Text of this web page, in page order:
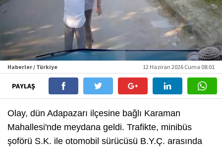
Haberler / Türkiye 12 Haziran 2026 Cuma 08:01
PAYLAŞ
Olay, dün Adapazarı ilçesine bağlı Karaman
Mahallesi'nde meydana geldi. Trafikte, minibüs
şoförü S.K. ile otomobil sürücüsü B.Y.Ç. arasında